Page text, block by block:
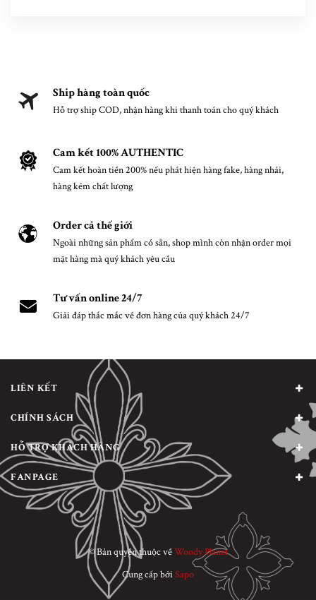
Ship hàng toàn quốc
Hỗ trợ ship COD, nhận hàng khi thanh toán cho quý khách
Cam kết 100% AUTHENTIC
Cam kết hoàn tiền 200% nếu phát hiện hàng fake, hàng nhái,
hàng kém chất lượng
Order cả thế giới
Ngoài những sản phẩm có sẵn, shop mình còn nhận order mọi
mặt hàng mà quý khách yêu cầu
Tư vấn online 24/7
Giải đáp thắc mắc về đơn hàng của quý khách 24/7
LIÊN KẾT
CHÍNH SÁCH
HỖ TRỢ KHÁCH HÀNG
FANPAGE
© Bản quyền thuộc vềWoody Planet
Cung cấp bởiSapo